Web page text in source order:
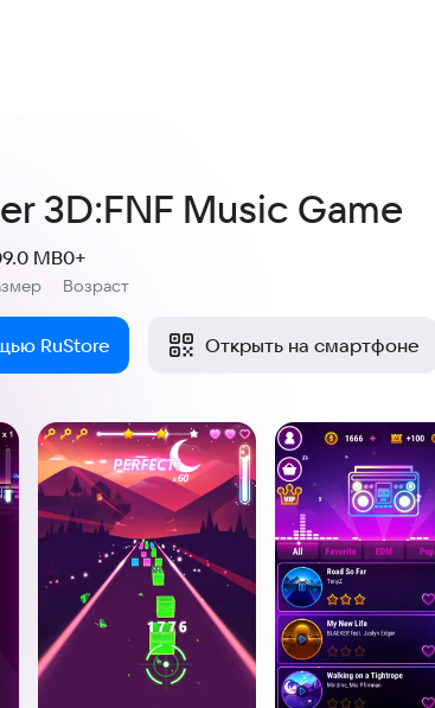
3D:FNF Music Game
MB
Возраст
0+
RuStore Открыть на смартфоне